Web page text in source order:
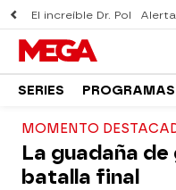
El increíble Dr. Pol
SERIES PROGRAMAS
MOMENTO
La guadaña de
batalla final